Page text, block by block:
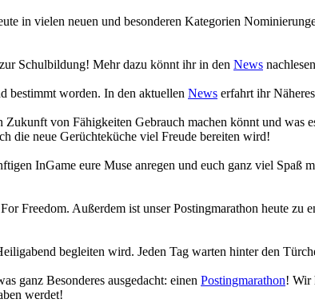
in vielen neuen und besonderen Kategorien
Schulbildung! Mehr dazu könnt ihr in den News
bestimmt worden. In den aktuellen News erfahrt ihr
von Fähigkeiten Gebrauch machen könnt und was
die neue Gerüchteküche viel Freude bereiten wird!
InGame eure Muse anregen und euch ganz viel Spaß
Freedom. Außerdem ist unser Postingmarathon heute zu
begleiten wird. Jeden Tag warten hinter den
ganz Besonderes ausgedacht: einen Postingmarathon! Wir
werdet!